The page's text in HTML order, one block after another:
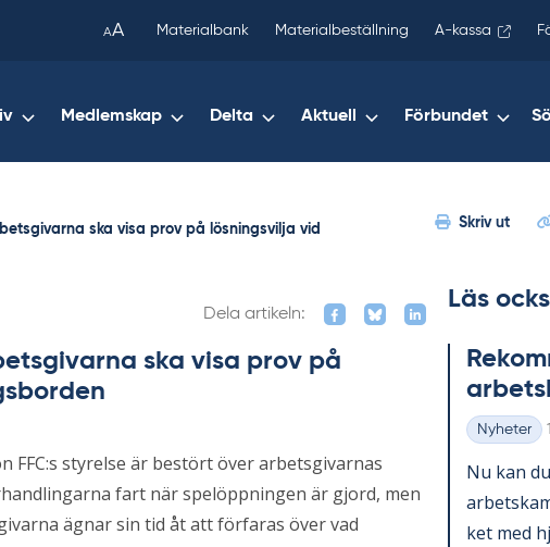
AA Materialbank Materialbeställning A-kassa
Medlemskap Delta Aktuell Förbundet
ska visa prov på lösningsvilja vid
Skriv ut
Dela artikeln:
ska visa prov på
FFC:s styrelse är bestört över arbetsgivarnas
fart när spelöppningen är gjord, men
ägnar sin tid åt att förfaras över vad
Läs
Kategorier
Nyheter
Nu kan
ket med
copied
your
clipboard.)